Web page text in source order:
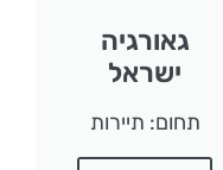
גאורגיה
ישראל
תחום: תיירות